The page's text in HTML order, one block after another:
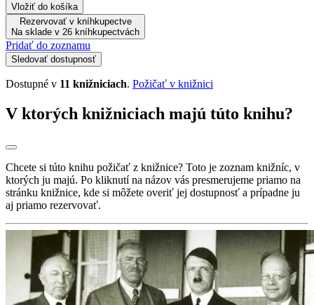
Vložiť do košíka
Rezervovať v kníhkupectve
Na sklade v 26 kníhkupectvách
Pridať do zoznamu
Sledovať dostupnosť
Dostupné v 11 knižniciach. Požičať v knižnici
V ktorých knižniciach majú túto knihu?
Chcete si túto knihu požičať z knižnice? Toto je zoznam knižníc, v
ktorých ju majú. Po kliknutí na názov vás presmerujeme priamo na
stránku knižnice, kde si môžete overiť jej dostupnosť a prípadne ju
aj priamo rezervovať.